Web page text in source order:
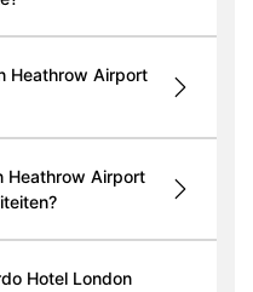
Heathrow Airport
Heathrow Airport
Hotel London